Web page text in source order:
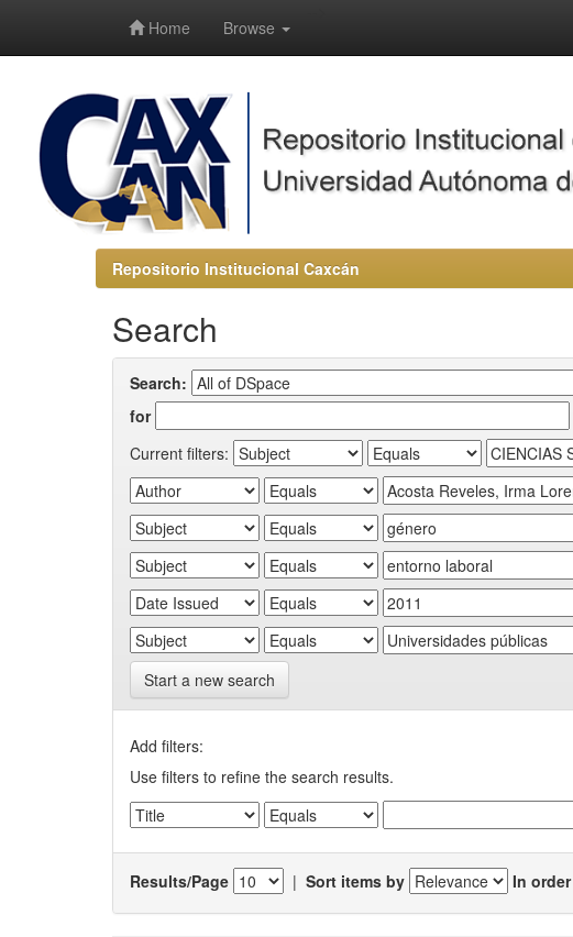
Home Browse
Repositorio Institucional Caxcán
Search
Search:
for
Current filters:
Start a new search
Add filters:
Use filters to refine the search results.
Results/Page | Sort items by In order